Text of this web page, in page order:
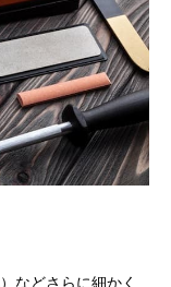
などさらに細かく